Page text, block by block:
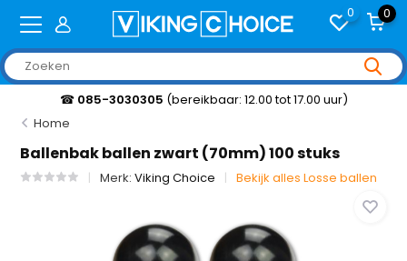
0 0
☎ 085-3030305 (bereikbaar: 12.00 tot 17.00 uur)
Home
Ballenbak ballen zwart (70mm) 100 stuks
Merk:Viking Choice Bekijk alles Losse ballen